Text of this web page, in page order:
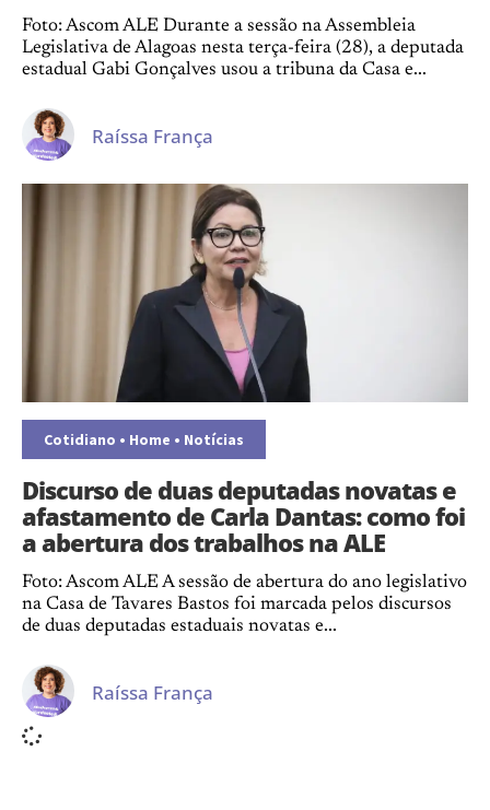
Foto: Ascom ALE Durante a sessão na Assembleia
Legislativa de Alagoas nesta terça-feira (28), a deputada
estadual Gabi Gonçalves usou a tribuna da Casa e...
Raíssa França
Cotidiano • Home • Notícias
Discurso de duas deputadas novatas e
afastamento de Carla Dantas: como foi
a abertura dos trabalhos na ALE
Foto: Ascom ALE A sessão de abertura do ano legislativo
na Casa de Tavares Bastos foi marcada pelos discursos
de duas deputadas estaduais novatas e...
Raíssa França